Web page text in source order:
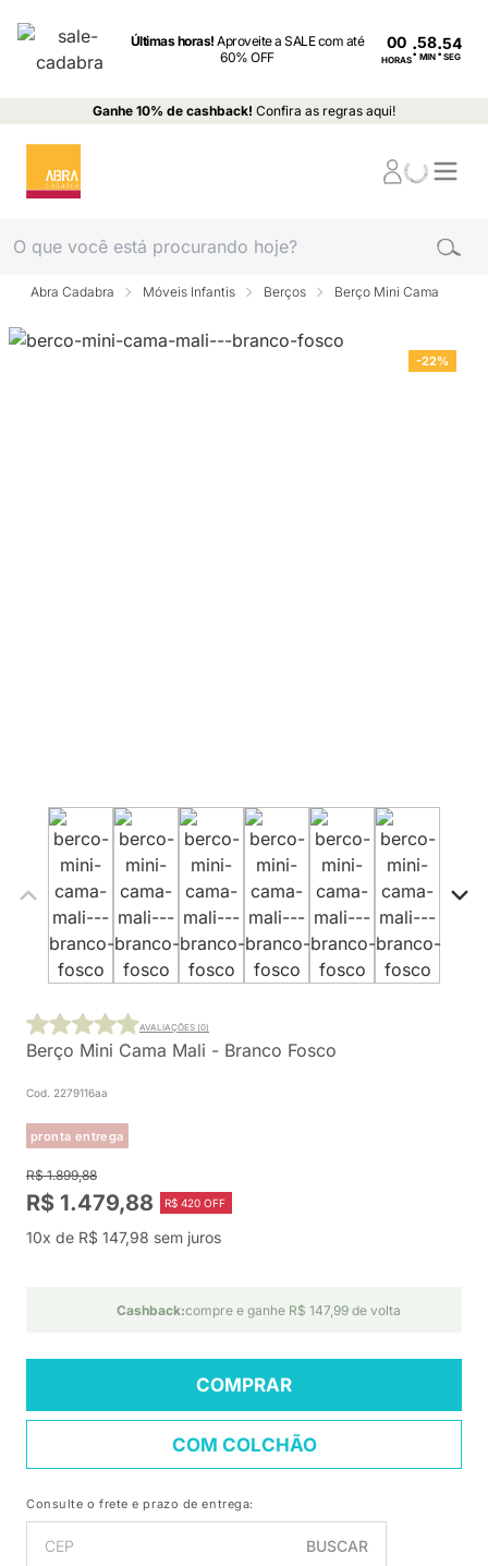
Últimas horas!Aproveite a SALE com até
60% OFF
00
HORAS: MIN : SEG
Ganhe 10% de cashback! Confira as regras aqui!
Abra Cadabra Móveis Infantis Berços Berço Mini Cama
-22%
Berço Mini Cama Mali - Branco Fosco
Cod. 2279116aa
pronta entrega
AVALIAÇÕES (0)
R$ 1.899,88
R$ 1.479,88 R$ 420 OFF
10x de R$ 147,98 sem juros
Cashback:compre e ganhe R$ 147,99 de volta
COMPRAR
COM COLCHÃO
Consulte o frete e prazo de entrega:
BUSCAR